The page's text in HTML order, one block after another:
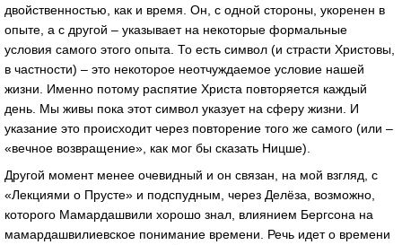
двойственностью, как и время. Он, с одной стороны, укоренен в
опыте, а с другой – указывает на некоторые формальные
условия самого этого опыта. То есть символ (и страсти Христовы,
в частности) – это некоторое неотчуждаемое условие нашей
жизни. Именно потому распятие Христа повторяется каждый
день. Мы живы пока этот символ указует на сферу жизни. И
указание это происходит через повторение того же самого (или –
«вечное возвращение», как мог бы сказать Ницше).
Другой момент менее очевидный и он связан, на мой взгляд, с
«Лекциями о Прусте» и подспудным, через Делёза, возможно,
которого Мамардашвили хорошо знал, влиянием Бергсона на
мамардашвилиевское понимание времени. Речь идет о времени